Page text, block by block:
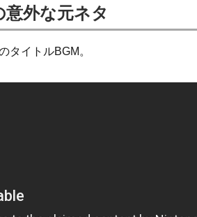
外な元ネタ
タイトルBGM。